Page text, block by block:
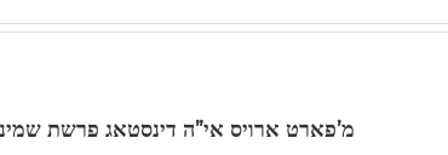
מ’פארט ארויס אי”ה דינסטאג פרשת שמיני 6:00